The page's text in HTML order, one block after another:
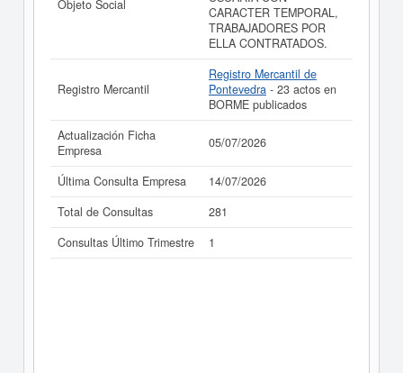
La última actualización del informe de empresa se ha
realizado el 05/07/2026.
Objeto Social
CARACTER TEMPORAL,
TRABAJADORES POR
ELLA CONTRATADOS.
Registro Mercantil
Registro Mercantil de
Pontevedra - 23 actos en
BORME publicados
Actualización Ficha
Empresa
05/07/2026
Última Consulta Empresa
14/07/2026
Total de Consultas
281
Consultas Último Trimestre
1